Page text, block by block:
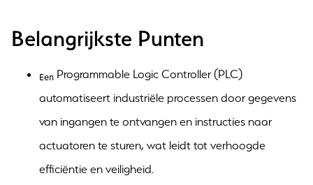
Belangrijkste Punten
Een Programmable Logic Controller (PLC)
automatiseert industriële processen door gegevens
van ingangen te ontvangen en instructies naar
actuatoren te sturen, wat leidt tot verhoogde
efficiëntie en veiligheid.